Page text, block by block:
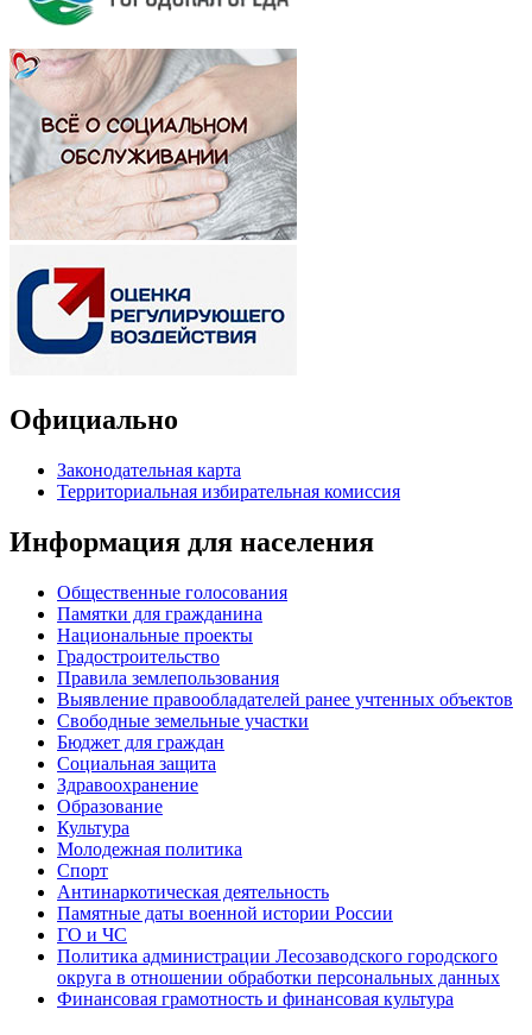
Официально
Законодательная карта
Территориальная избирательная комиссия
Информация для населения
Общественные голосования
Памятки для гражданина
Национальные проекты
Градостроительство
Правила землепользования
Выявление правообладателей ранее учтенных объектов
Свободные земельные участки
Бюджет для граждан
Социальная защита
Здравоохранение
Образование
Культура
Молодежная политика
Спорт
Антинаркотическая деятельность
Памятные даты военной истории России
ГО и ЧС
Политика администрации Лесозаводского городского
округа в отношении обработки персональных данных
Финансовая грамотность и финансовая культура